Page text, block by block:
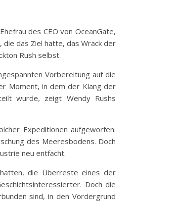
des CEO von OceanGate,
das Ziel hatte, das Wrack der
Rush selbst.
Vorbereitung auf die
Moment, in dem der Klang der
wurde, zeigt Wendy Rushs
Expeditionen aufgeworfen.
des Meeresbodens. Doch
neu entfacht.
die Überreste eines der
Doch die
sind, in den Vordergrund